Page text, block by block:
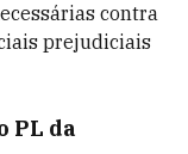
contra
prejudiciais
PL da